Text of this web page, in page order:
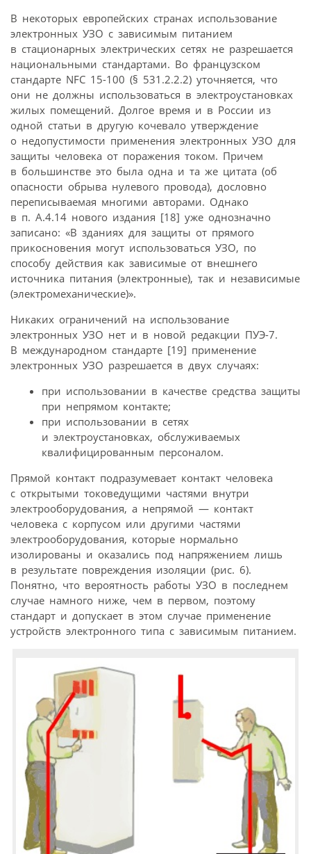
В некоторых европейских странах использование
электронных УЗО с зависимым питанием
в стационарных электрических сетях не разрешается
национальными стандартами. Во французском
стандарте NFC 15-100 (§ 531.2.2.2) уточняется, что
они не должны использоваться в электроустановках
жилых помещений. Долгое время и в России из
одной статьи в другую кочевало утверждение
о недопустимости применения электронных УЗО для
защиты человека от поражения током. Причем
в большинстве это была одна и та же цитата (об
опасности обрыва нулевого провода), дословно
переписываемая многими авторами. Однако
в п. А.4.14 нового издания [18] уже однозначно
записано: «В зданиях для защиты от прямого
прикосновения могут использоваться УЗО, по
способу действия как зависимые от внешнего
источника питания (электронные), так и независимые
(электромеханические)».
Никаких ограничений на использование
электронных УЗО нет и в новой редакции ПУЭ-7.
В международном стандарте [19] применение
электронных УЗО разрешается в двух случаях:
при использовании в качестве средства защиты
при непрямом контакте;
при использовании в сетях
и электроустановках, обслуживаемых
квалифицированным персоналом.
Прямой контакт подразумевает контакт человека
с открытыми токоведущими частями внутри
электрооборудования, а непрямой — контакт
человека с корпусом или другими частями
электрооборудования, которые нормально
изолированы и оказались под напряжением лишь
в результате повреждения изоляции (рис. 6).
Понятно, что вероятность работы УЗО в последнем
случае намного ниже, чем в первом, поэтому
стандарт и допускает в этом случае применение
устройств электронного типа с зависимым питанием.